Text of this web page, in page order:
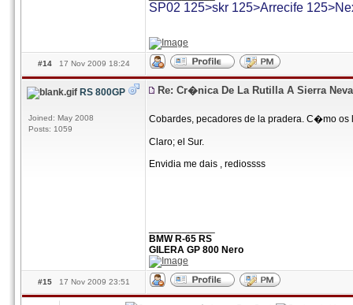
SP02 125>skr 125>Arrecife
#14 17 Nov 2009 18:24
RS 800GP
Joined: May 2008
Posts: 1059
Re: Cr�nica De La Rutilla A Sierra
Cobardes, pecadores de la pradera. C�mo
Claro; el Sur.
Envidia me dais , rediossss
BMW R-65 RS
GILERA GP 800 Nero
#15 17 Nov 2009 23:51